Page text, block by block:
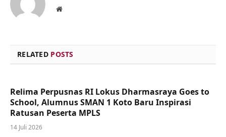
Website
RELATED POSTS
Relima Perpusnas RI Lokus Dharmasraya Goes to
School, Alumnus SMAN 1 Koto Baru Inspirasi
Ratusan Peserta MPLS
14 Juli 2026